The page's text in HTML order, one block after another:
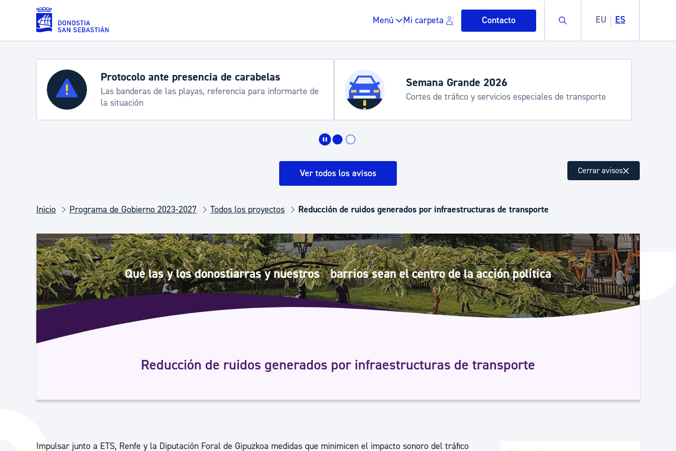
Saltar al contenido principal
Menú Mi carpeta Contacto Buscar EU ES
Servicios
Padrón y asuntos personales
Espacio público, residuos y medioambiente
Salud Pública, animales y consumo Desarrollo económico y empleo
Infancia y juventud Igualdad, Derechos Humanos y convivencia
Protocolo ante presencia de carabelas
Las banderas de las playas, referencia para informarte de
la situación
Semana Grande 2026
Cortes de tráfico y servicios especiales de transporte
Ver todos los avisos Cerrar avisos
Inicio Programa de Gobierno 2023-2027 Todos los proyectos Reducción de ruidos generados por infraestructuras de transporte
Que las y los donostiarras y nuestros barrios sean el centro de la acción política
Reducción de ruidos generados por infraestructuras de transporte
Impulsar junto a ETS, Renfe y la Diputación Foral de Gipuzkoa medidas que minimicen el impacto sonoro del tráfico